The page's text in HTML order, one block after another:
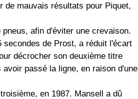
de mauvais résultats pour Piquet,
afin d'éviter une crevaison.
de Prost, a réduit l'écart
décrocher son deuxième titre
passé la ligne, en raison d'une
en 1987. Mansell a dû